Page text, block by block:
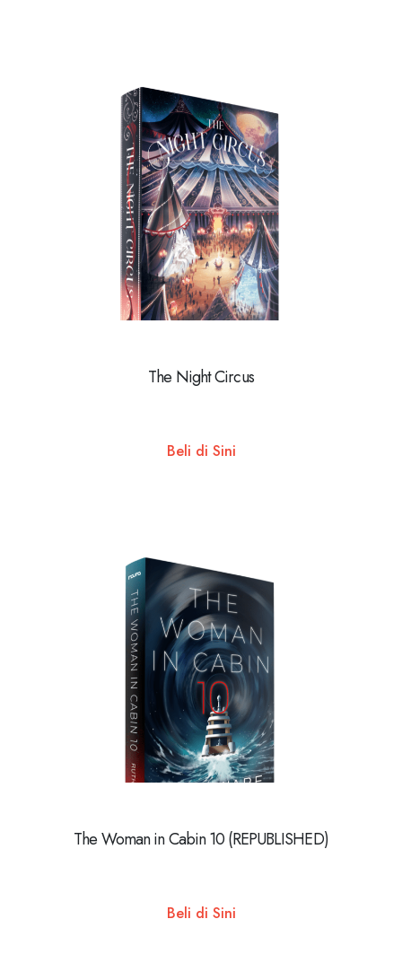
The Night Circus
Beli di Sini
The Woman in Cabin 10 (REPUBLISHED)
Beli di Sini